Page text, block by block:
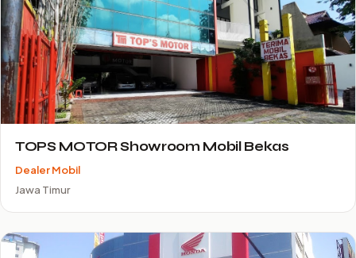
TOPS MOTOR Showroom Mobil Bekas
Dealer Mobil
Jawa Timur